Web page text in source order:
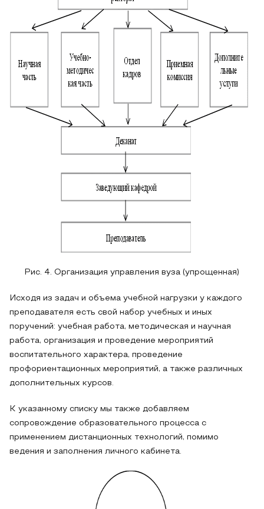
Рис. 4. Организация управления вуза (упрощенная)
Исходя из задач и объема учебной нагрузки у каждого
преподавателя есть свой набор учебных и иных
поручений: учебная работа, методическая и научная
работа, организация и проведение мероприятий
воспитательного характера, проведение
профориентационных мероприятий, а также различных
дополнительных курсов.
К указанному списку мы также добавляем
сопровождение образовательного процесса с
применением дистанционных технологий, помимо
ведения и заполнения личного кабинета.